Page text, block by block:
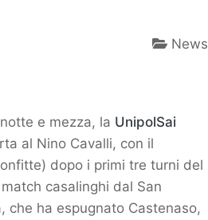
News
e mezza, la UnipolSai
al Nino Cavalli, con il
dopo i primi tre turni del
casalinghi dal San
che ha espugnato Castenaso,